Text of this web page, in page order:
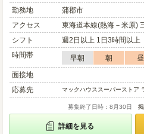
勤務地
蒲郡市
アクセス
東海道本線(熱海－米原)
シフト
週2日以上 1日3時間以上
時間帯
早朝 朝 昼
面接地
応募先
マックハウススーパーストア
募集終了日時：8月30日
詳細を見る